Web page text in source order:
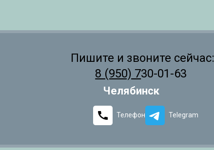
Пишите и звоните сейчас:
8 (950) 730-01-63
Челябинск
Телефон Telegram